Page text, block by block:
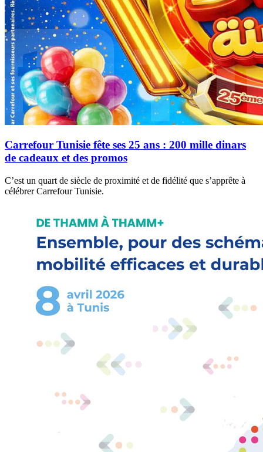
Carrefour Tunisie fête ses 25 ans : 200 mille dinars
de cadeaux et des promos
C’est un quart de siècle de proximité et de fidélité que s’apprête à
célébrer Carrefour Tunisie.